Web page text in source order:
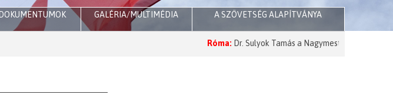
DOKUMENTUMOK GALÉRIA/MULTIMÉDIA A SZÖVETSÉG ALAPÍTVÁNYA
Dr. Sulyok Tamás a Nagymesternél